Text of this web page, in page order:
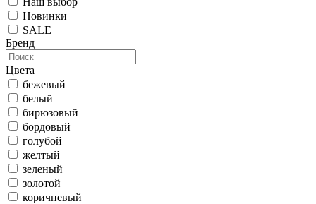
Новинки
SALE
Бренд
Цвета
бежевый
белый
бирюзовый
бордовый
голубой
желтый
зеленый
золотой
коричневый